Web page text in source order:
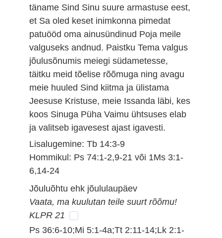
täname Sind Sinu suure armastuse eest,
et Sa oled keset inimkonna pimedat
patuööd oma ainusündinud Poja meile
valguseks andnud. Paistku Tema valgus
jõulusõnumis meiegi südametesse,
täitku meid tõelise rõõmuga ning avagu
meie huuled Sind kiitma ja ülistama
Jeesuse Kristuse, meie Issanda läbi, kes
koos Sinuga Püha Vaimu ühtsuses elab
ja valitseb igavesest ajast igavesti.
Lisalugemine: Tb 14:3-9
Hommikul: Ps 74:1-2,9-21 või 1Ms 3:1-
6,14-24
Jõuluõhtu ehk jõululaupäev
Vaata, ma kuulutan teile suurt rõõmu!
KLPR 21
Ps 36:6-10;Mi 5:1-4a;Tt 2:11-14;Lk 2:1-